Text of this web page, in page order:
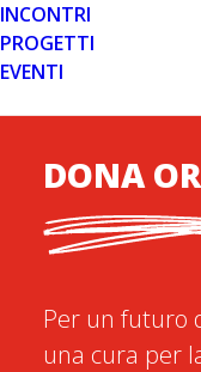
INCONTRI
PROGETTI
EVENTI
DONA
Per un futuro
una cura per